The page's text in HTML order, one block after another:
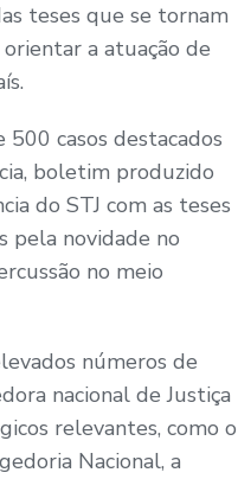
teses que se tornam
a atuação de
casos destacados
boletim produzido
do STJ com as teses
pela novidade no
no meio
números de
nacional de Justiça
relevantes, como o
Nacional, a